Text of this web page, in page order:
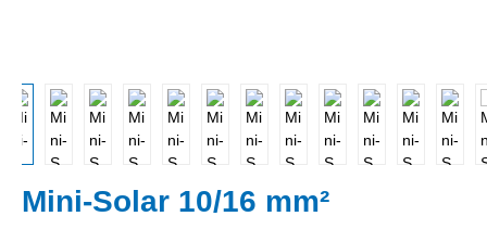
Mini-Solar 10/16 mm²